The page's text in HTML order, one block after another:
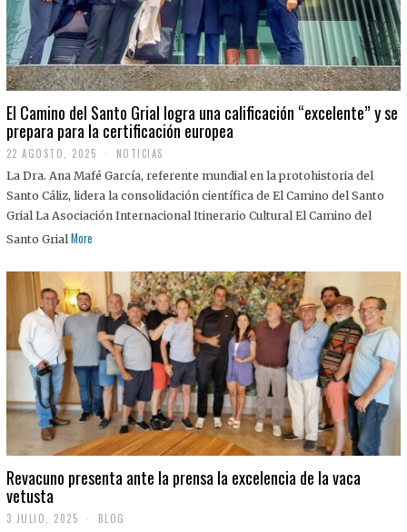
El Camino del Santo Grial logra una calificación “excelente” y se
prepara para la certificación europea
22 AGOSTO, 2025
2
A
G
O
S
2
5
NOTICIAS
La Dra. Ana Mafé García, referente mundial en la protohistoria del
Santo Cáliz, lidera la consolidación científica de El Camino del Santo
Grial La Asociación Internacional Itinerario Cultural El Camino del
Santo Grial More
Revacuno presenta ante la prensa la excelencia de la vaca
vetusta
3 JULIO, 2025 BLOG